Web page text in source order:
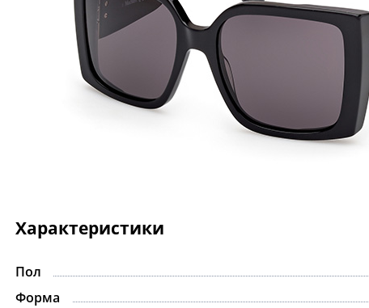
Характеристики
Пол
Форма